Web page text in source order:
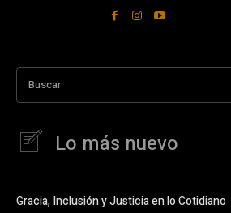
Buscar
Lo más nuevo
Gracia, Inclusión y Justicia en lo Cotidiano